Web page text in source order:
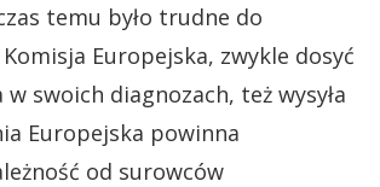
temu było trudne do
Europejska, zwykle dosyć
swoich diagnozach, też wysyła
Europejska powinna
od surowców